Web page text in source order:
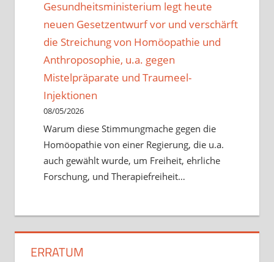
Gesundheitsministerium legt heute
neuen Gesetzentwurf vor und verschärft
die Streichung von Homöopathie und
Anthroposophie, u.a. gegen
Mistelpräparate und Traumeel-
Injektionen
08/05/2026
Warum diese Stimmungmache gegen die
Homöopathie von einer Regierung, die u.a.
auch gewählt wurde, um Freiheit, ehrliche
Forschung, und Therapiefreiheit…
ERRATUM